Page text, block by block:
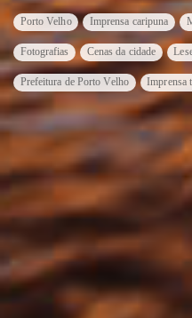
Porto Velho Imprensa caripuna
Fotografias Cenas da cidade
Prefeitura de Porto Velho Imprensa